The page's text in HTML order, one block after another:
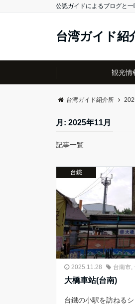
公認ガイドによるブログと
台湾ガイド紹
観光情
台湾ガイド紹介所
月: 2025年11月
記事一覧
台鐵
2025.11.28 台南市,
大橋車站(台南)
台鐵の小駅を訪ねる